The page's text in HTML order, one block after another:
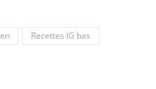
Recettes IG bas